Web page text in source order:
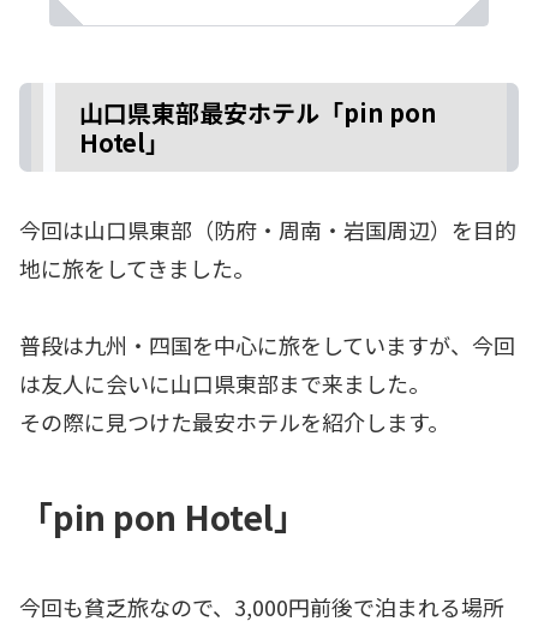
山口県東部最安ホテル「pin pon
Hotel」
今回は山口県東部（防府・周南・岩国周辺）を目的
地に旅をしてきました。
普段は九州・四国を中心に旅をしていますが、今回
は友人に会いに山口県東部まで来ました。
その際に見つけた最安ホテルを紹介します。
「pin pon Hotel」
今回も貧乏旅なので、3,000円前後で泊まれる場所